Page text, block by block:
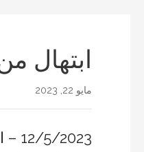
ابتهال
مايو 22, 2023